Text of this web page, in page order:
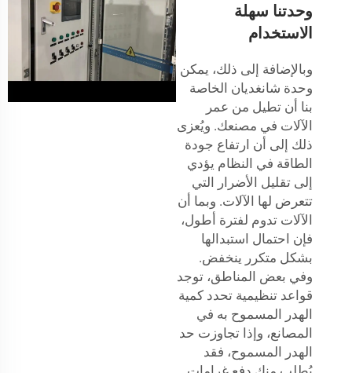
وحدتنا سهلة
الاستخدام
وبالإضافة إلى ذلك، يمكن
وحدة شانغديان الخاصة
بنا أن تطيل من عمر
الآلات في مصنعك. ويُعزى
ذلك إلى أن ارتفاع جودة
الطاقة في النظام يؤدي
إلى تقليل الأضرار التي
تتعرض لها الآلات. وبما أن
الآلات تدوم لفترة أطول،
فإن احتمال استبدالها
بشكل متكرر ينخفض.
وفي بعض المناطق، توجد
قواعد تنظيمية تحدد كمية
الهدر المسموح به في
المصانع، وإذا تجاوزت حد
الهدر المسموح، فقد